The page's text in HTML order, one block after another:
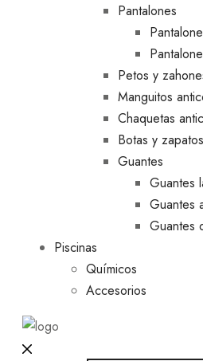
Pantalones
Petos y
Manguitos
Chaquetas
Botas y zapatos
Guantes
Guantes
Guantes
Guantes
Piscinas
Químicos
Accesorios